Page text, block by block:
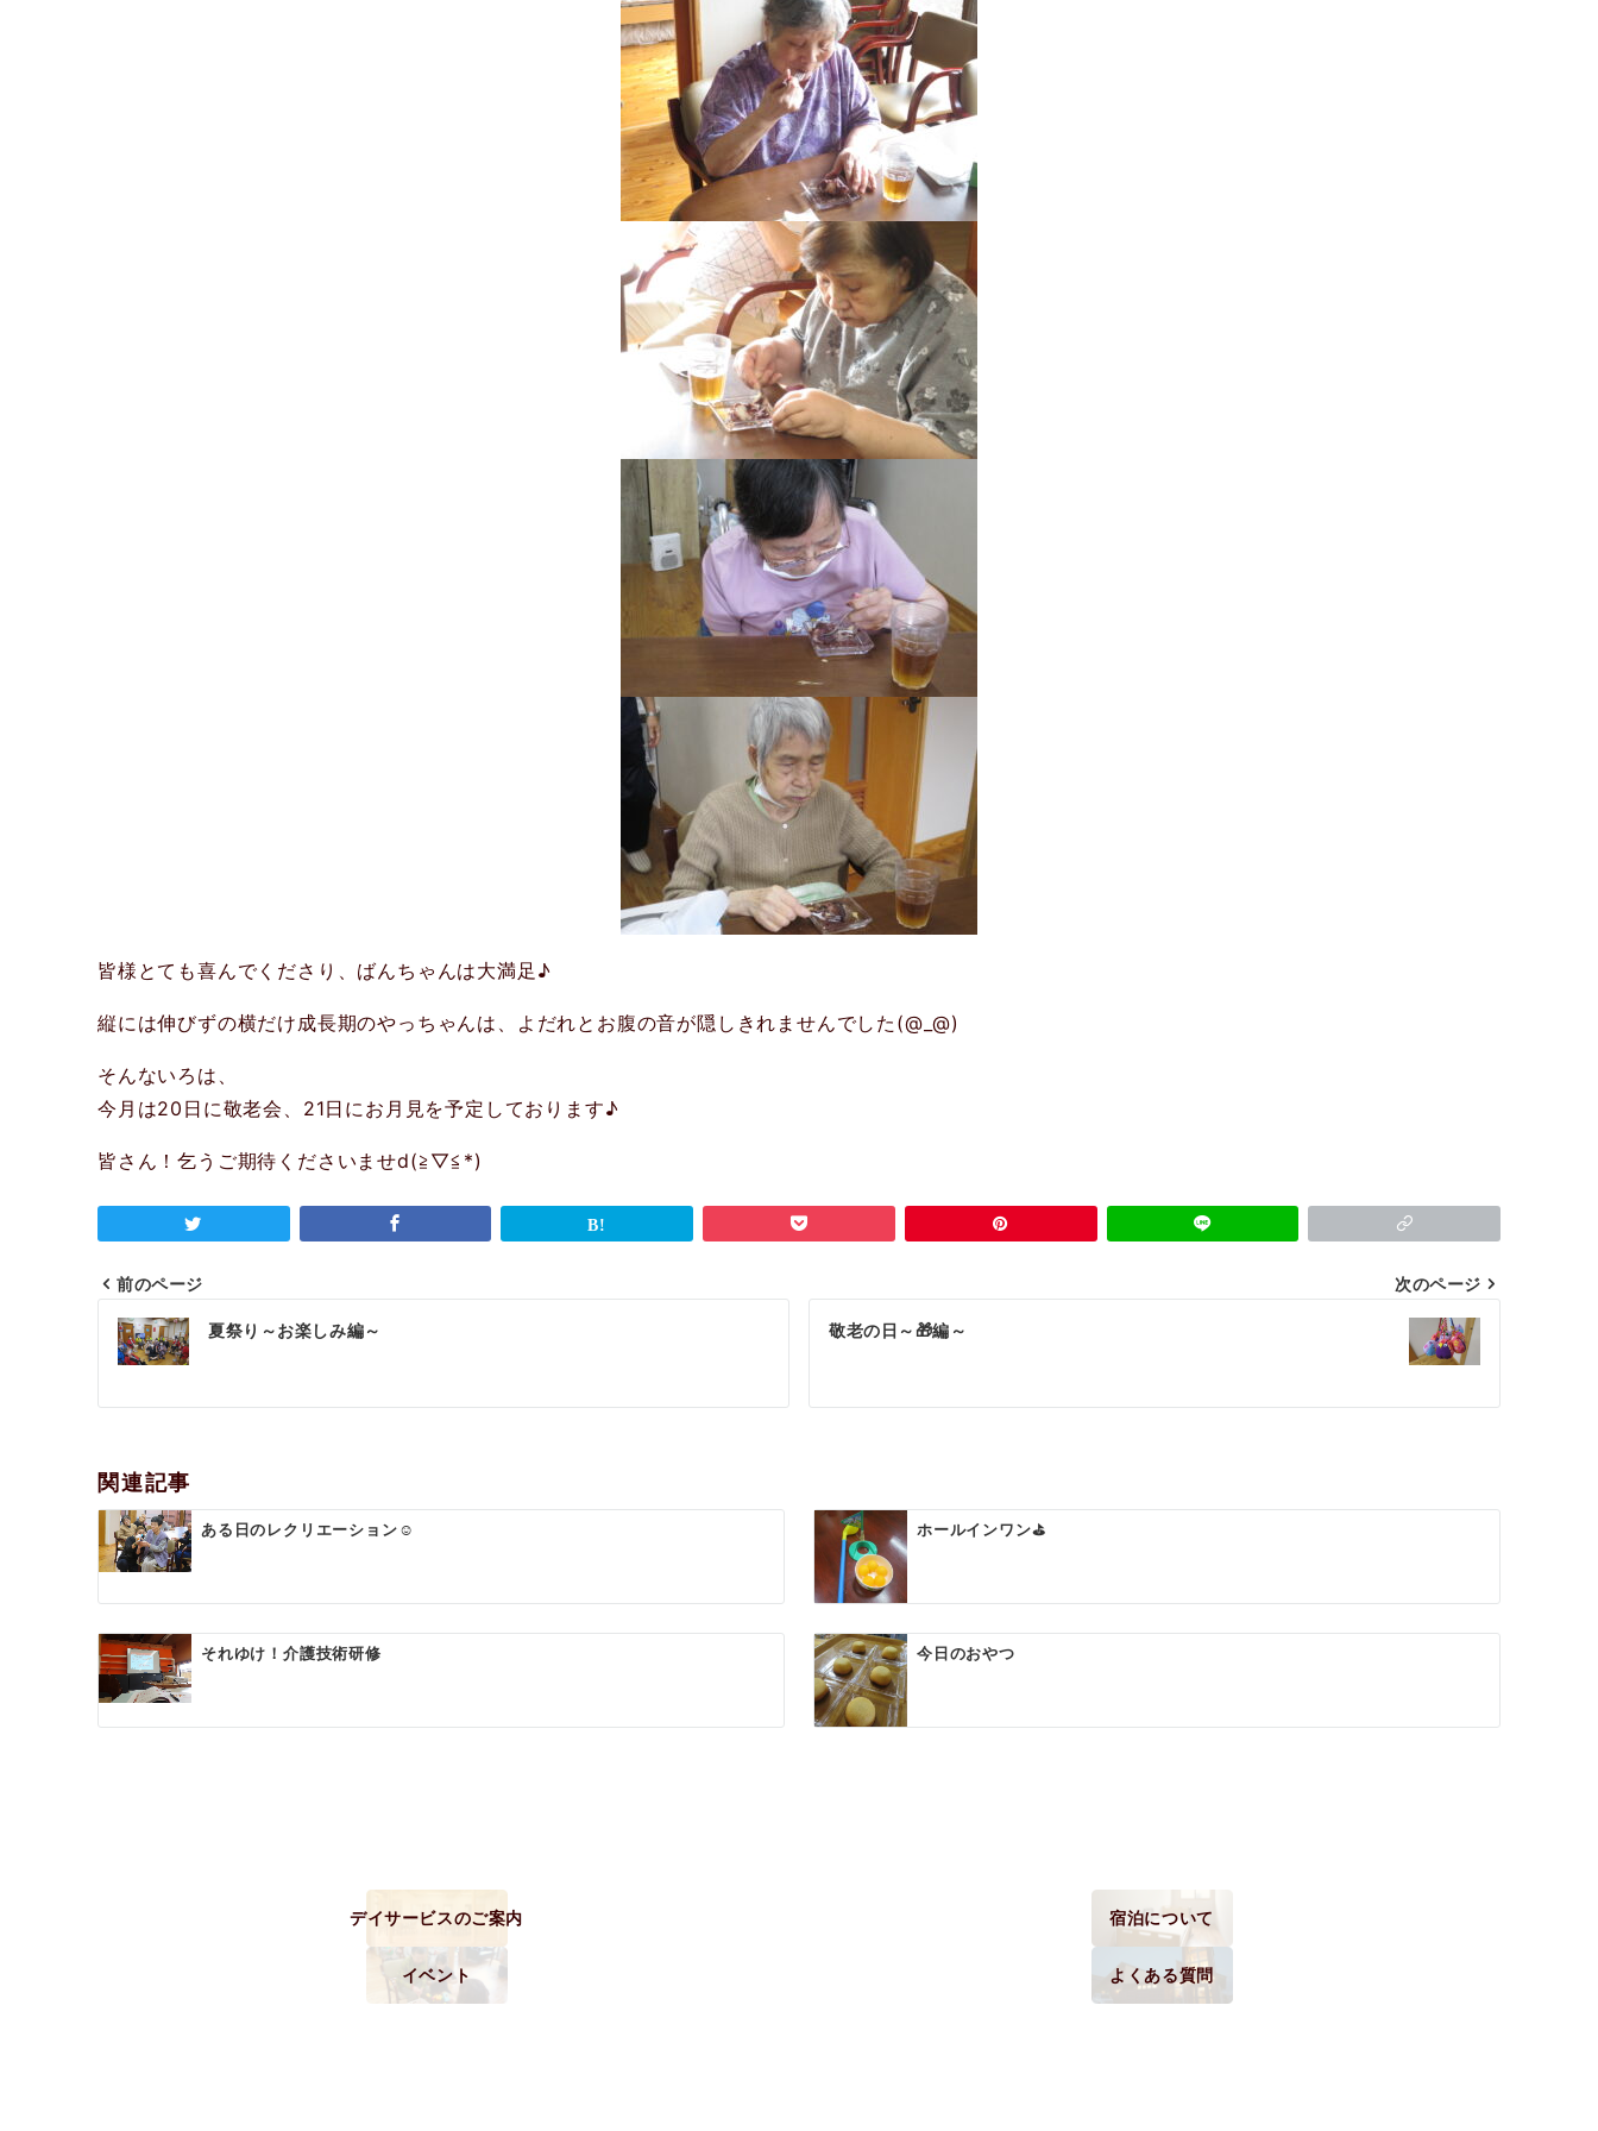
皆様とても喜んでくださり、ばんちゃんは大満足♪
縦には伸びずの横だけ成長期のやっちゃんは、よだれとお腹の音が隠しきれませんでした(@_@)
そんないろは、
今月は20日に敬老会、21日にお月見を予定しております♪
皆さん！乞うご期待くださいませd(≧▽≦*)
投
稿
ゲ
ー
シ
ョ
ン
前のページ
夏祭り～お楽しみ編～
次のページ
敬老の日～🎁編～
関連記事
ある日のレクリエーション☺ ホールインワン⛳
それゆけ！介護技術研修 今日のおやつ
デイサービスのご案内 宿泊について
イベント よくある質問